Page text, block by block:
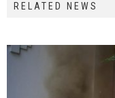
RELATED NEWS